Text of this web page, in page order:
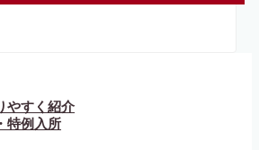
やすく紹介
特例入所